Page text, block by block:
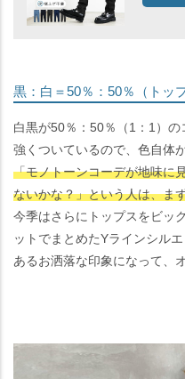
黒：白＝50％：50％（トッ
白黒が50％：50％（1：1）
強くついているので、色自体
「モノトーンコーデが地味に
ないかな？」という人は、ま
今季はさらにトップスをビッ
ットでまとめたYラインシル
あるお洒落な印象になって、